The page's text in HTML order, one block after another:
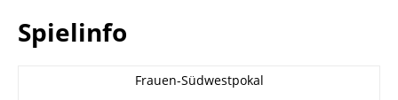
Spielinfo
Frauen-Südwestpokal